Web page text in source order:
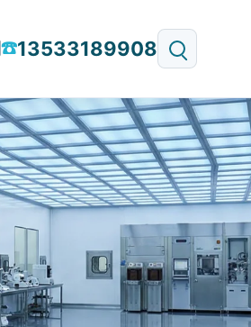
☎13533189908